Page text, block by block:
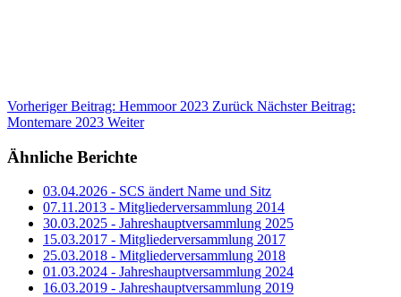
Vorheriger Beitrag: Hemmoor 2023 Zurück Nächster Beitrag:
Montemare 2023 Weiter
Ähnliche Berichte
03.04.2026 - SCS ändert Name und Sitz
07.11.2013 - Mitgliederversammlung 2014
30.03.2025 - Jahreshauptversammlung 2025
15.03.2017 - Mitgliederversammlung 2017
25.03.2018 - Mitgliederversammlung 2018
01.03.2024 - Jahreshauptversammlung 2024
16.03.2019 - Jahreshauptversammlung 2019